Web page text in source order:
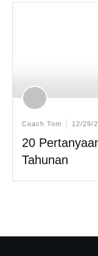
Coach Tom 12/29/
20
Tahunan